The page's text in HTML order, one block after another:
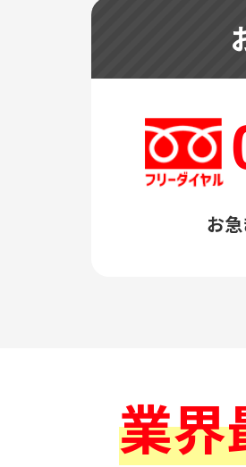
お
業